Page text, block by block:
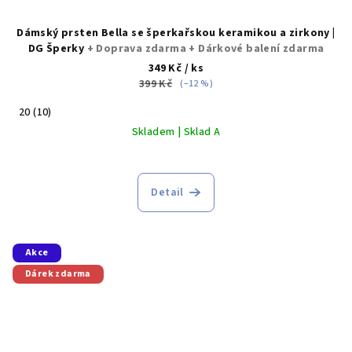
Dámský prsten Bella se šperkařskou keramikou a zirkony |
DG Šperky + Doprava zdarma + Dárkové balení zdarma
349 Kč / ks
399 Kč (–12 %)
20 (10)
Skladem | Sklad A
Detail
Akce
Dárek zdarma